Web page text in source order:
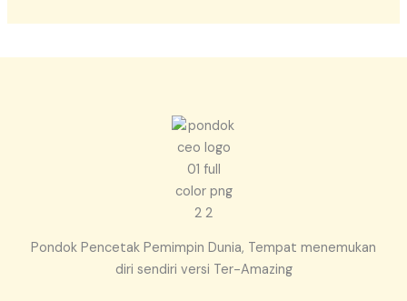
Pondok Pencetak Pemimpin Dunia, Tempat menemukan
diri sendiri versi Ter-Amazing